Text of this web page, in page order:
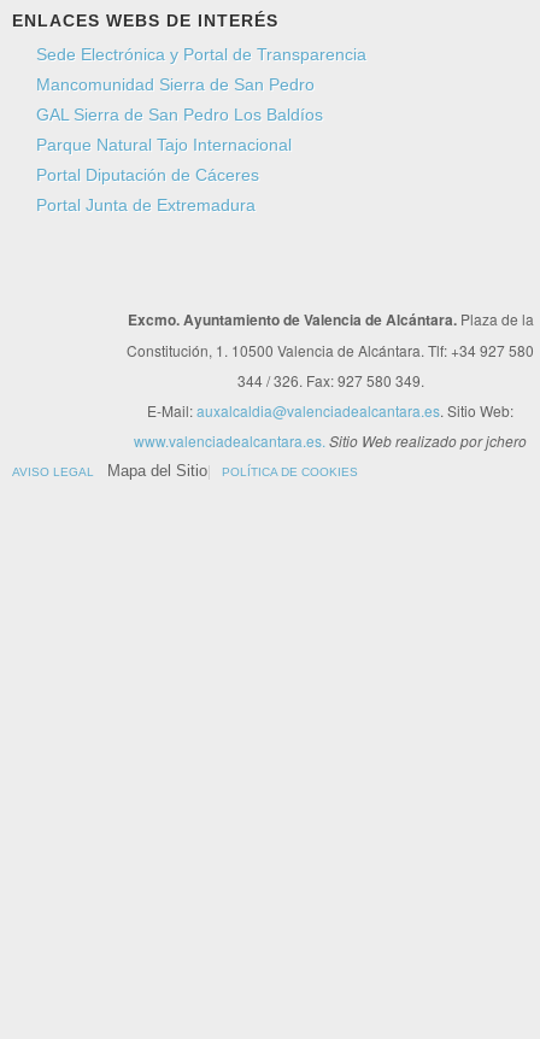
ENLACES WEBS DE INTERÉS
Sede Electrónica y Portal de Transparencia
Mancomunidad Sierra de San Pedro
GAL Sierra de San Pedro Los Baldíos
Parque Natural Tajo Internacional
Portal Diputación de Cáceres
Portal Junta de Extremadura
Excmo. Ayuntamiento de Valencia de Alcántara. Plaza de la
Constitución, 1. 10500 Valencia de Alcántara. Tlf: +34 927 580
344 / 326. Fax: 927 580 349.
E-Mail:auxalcaldia@valenciadealcantara.es. Sitio Web:
www.valenciadealcantara.es. Sitio Web realizado por jchero
AVISO LEGAL Mapa del Sitio POLÍTICA DE COOKIES